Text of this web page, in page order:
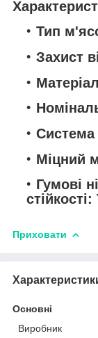
Тип
Захист
Система
Міцний
Гумові
стійкості:
Приховати
Основні
Виробник